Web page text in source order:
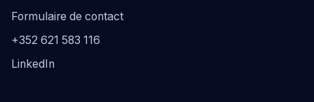
Formulaire de contact
+352 621 583 116
LinkedIn